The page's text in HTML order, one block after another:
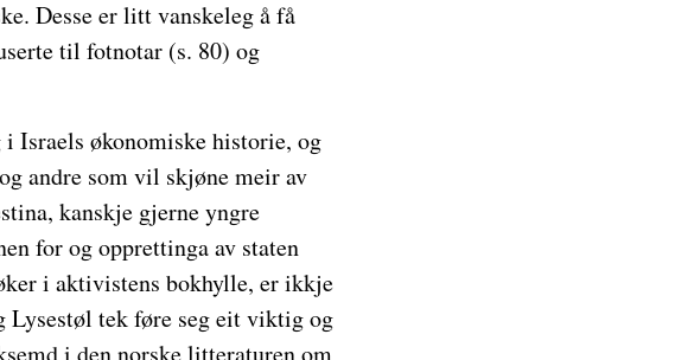
Desse er litt vanskeleg å få
til fotnotar (s. 80) og
Israels økonomiske historie, og
andre som vil skjøne meir av
kanskje gjerne yngre
for og opprettinga av staten
i aktivistens bokhylle, er ikkje
Lysestøl tek føre seg eit viktig og
i den norske litteraturen om